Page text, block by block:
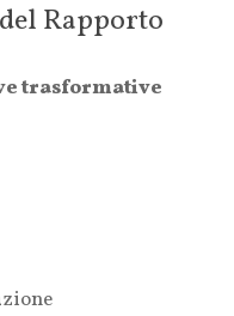
Rapporto
trasformative